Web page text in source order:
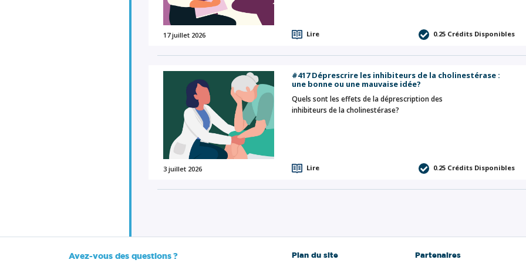
17 juillet 2026 Lire 0.25 Crédits Disponibles
3 juillet 2026
#417 Déprescrire les inhibiteurs de la cholinestérase :
une bonne ou une mauvaise idée?
Quels sont les effets de la déprescription des
inhibiteurs de la cholinestérase?
Lire 0.25 Crédits Disponibles
Avez-vous des questions ? Plan du site Partenaires